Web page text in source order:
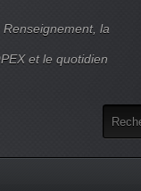
la
et le quotidien